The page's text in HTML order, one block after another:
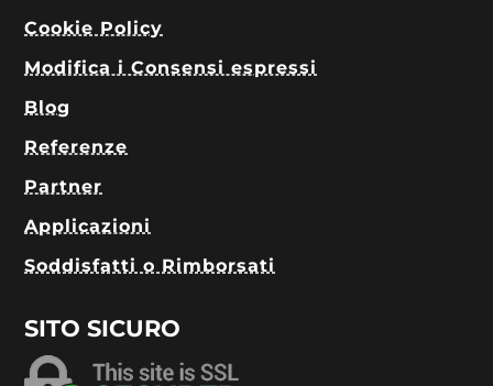
Cookie Policy
Modifica i Consensi espressi
Blog
Referenze
Partner
Applicazioni
Soddisfatti o Rimborsati
SITO SICURO